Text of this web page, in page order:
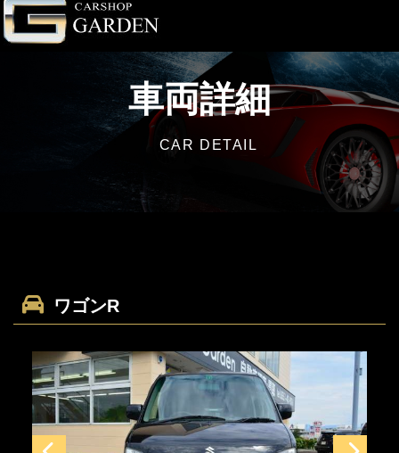
車両詳細
CAR DETAIL
ワゴンR